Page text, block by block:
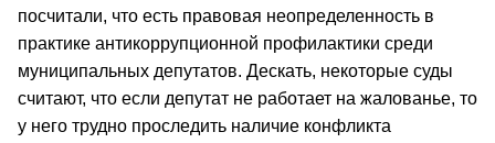
посчитали, что есть правовая неопределенность в
практике антикоррупционной профилактики среди
муниципальных депутатов. Дескать, некоторые суды
считают, что если депутат не работает на жалованье, то
у него трудно проследить наличие конфликта